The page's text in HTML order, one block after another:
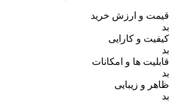
قیمت و ارزش خرید
بد
کیفیت و کارایی
بد
قابلیت ها و امکانات
بد
ظاهر و زیبایی
بد